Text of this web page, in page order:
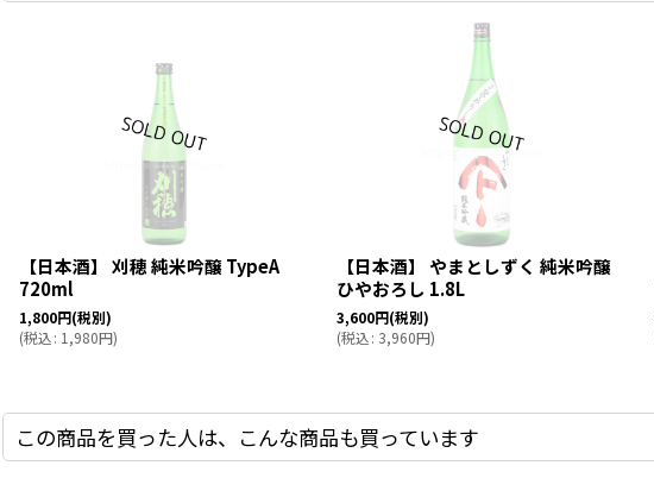
【日本酒】 刈穂 純米吟醸 TypeA
720ml
1,800円(税別)
(税込: 1,980円)
【日本酒】 やまとしずく 純米吟醸
ひやおろし 1.8L
3,600円(税別)
(税込: 3,960円)
この商品を買った人は、こんな商品も買っています